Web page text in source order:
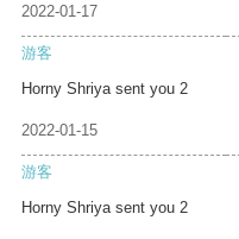
2022-01-17
游客
Horny Shriya sent you 2
2022-01-15
游客
Horny Shriya sent you 2